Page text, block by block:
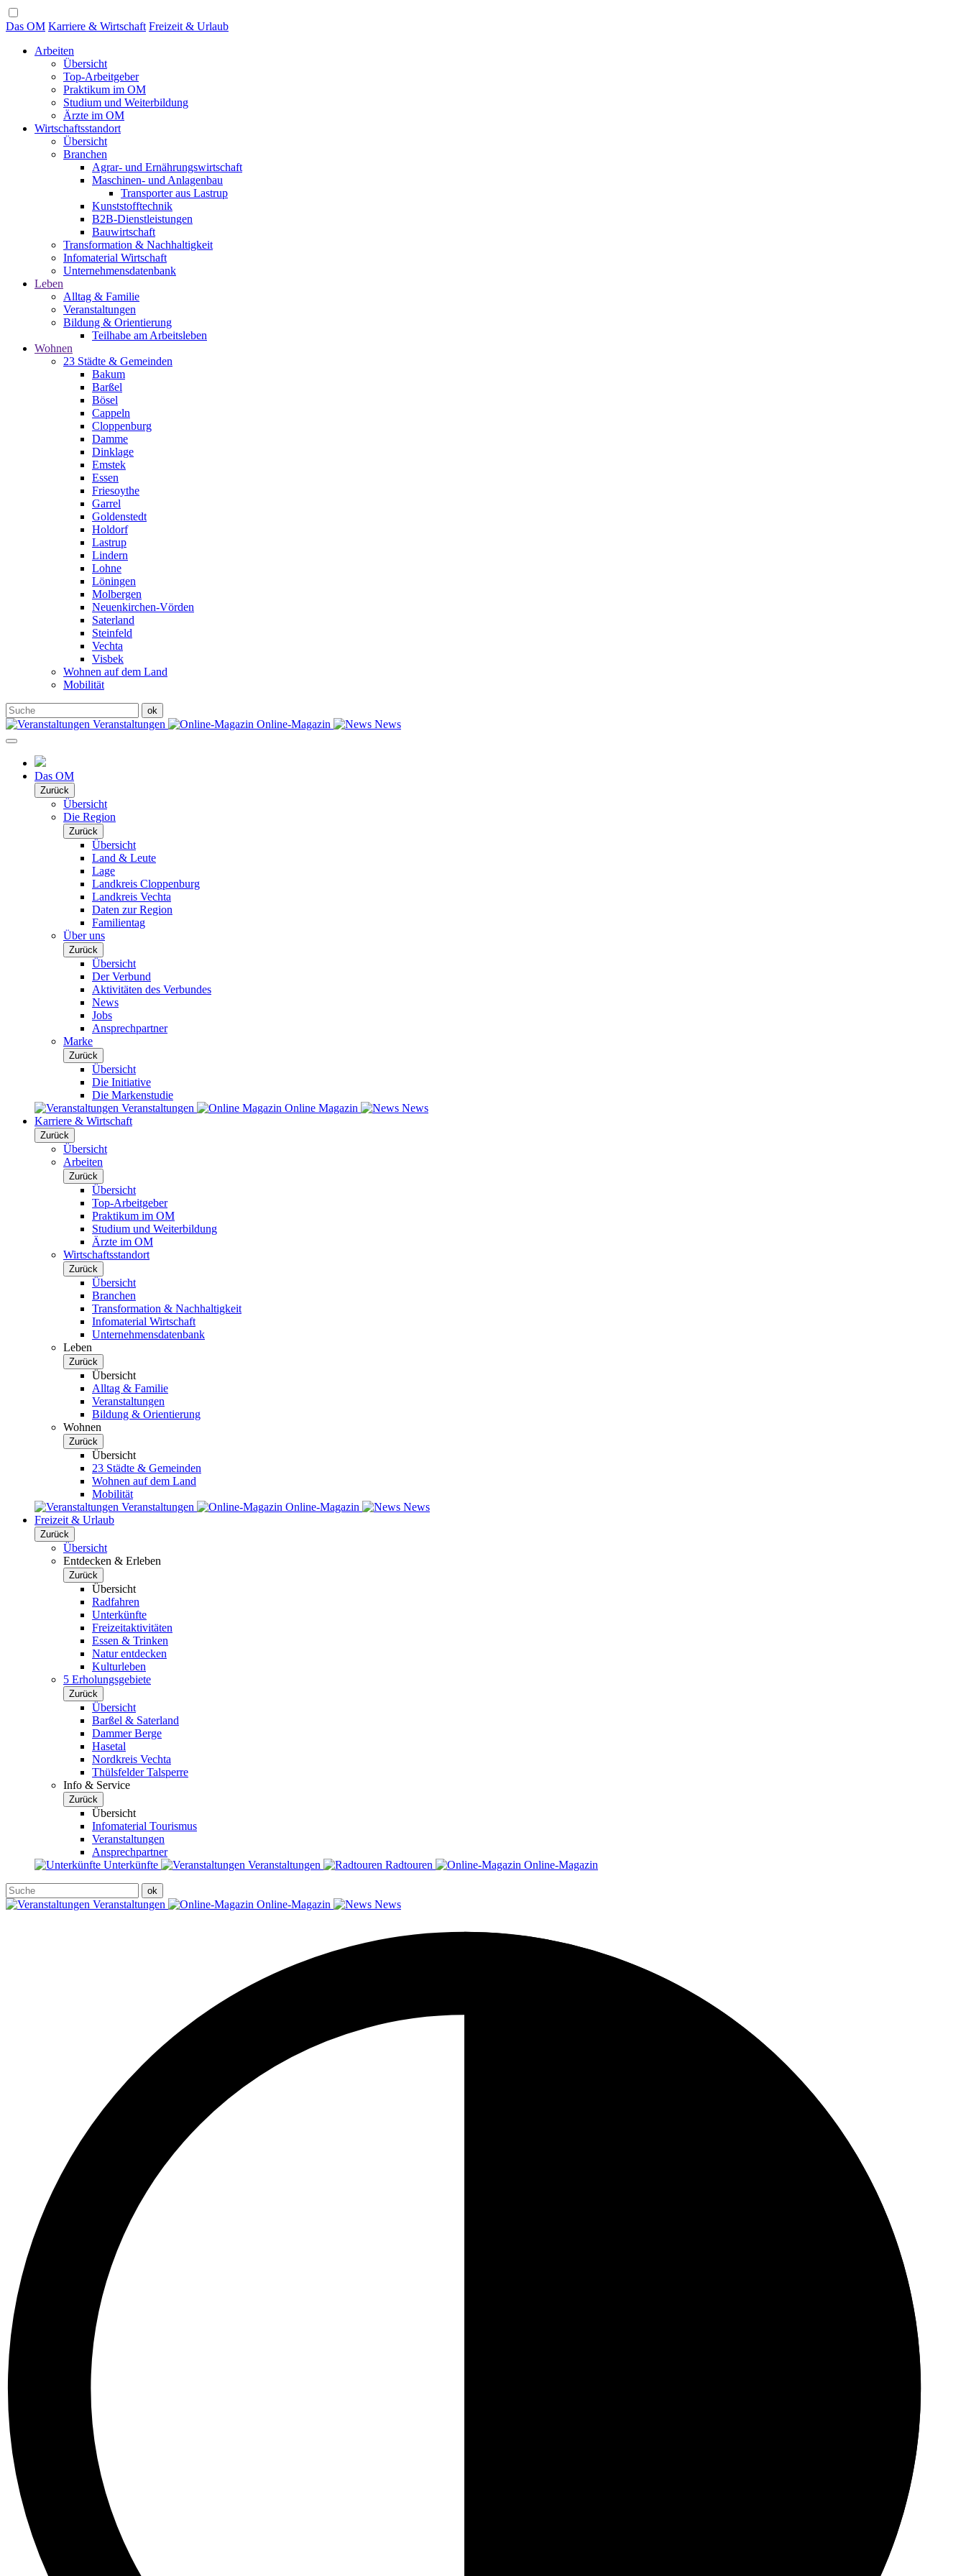
Das OM Karriere & Wirtschaft Freizeit & Urlaub
Arbeiten
Übersicht
Top-Arbeitgeber
Praktikum im OM
Studium und Weiterbildung
Ärzte im OM
Wirtschaftsstandort
Übersicht
Branchen
Agrar- und Ernährungswirtschaft
Maschinen- und Anlagenbau
Transporter aus Lastrup
Kunststofftechnik
B2B-Dienstleistungen
Bauwirtschaft
Transformation & Nachhaltigkeit
Infomaterial Wirtschaft
Unternehmensdatenbank
Leben
Alltag & Familie
Veranstaltungen
Bildung & Orientierung
Teilhabe am Arbeitsleben
Wohnen
23 Städte & Gemeinden
Bakum
Barßel
Bösel
Cappeln
Cloppenburg
Damme
Dinklage
Emstek
Essen
Friesoythe
Garrel
Goldenstedt
Holdorf
Lastrup
Lindern
Lohne
Löningen
Molbergen
Neuenkirchen-Vörden
Saterland
Steinfeld
Vechta
Visbek
Wohnen auf dem Land
Mobilität
Veranstaltungen Online-Magazin News
Das OM
Zurück
Übersicht
Die Region
Zurück
Übersicht
Land & Leute
Lage
Landkreis Cloppenburg
Landkreis Vechta
Daten zur Region
Familientag
Über uns
Zurück
Übersicht
Der Verbund
Aktivitäten des Verbundes
News
Jobs
Ansprechpartner
Marke
Zurück
Übersicht
Die Initiative
Die Markenstudie
Veranstaltungen
Online Magazin
News
Karriere & Wirtschaft
Zurück
Übersicht
Arbeiten
Zurück
Übersicht
Top-Arbeitgeber
Praktikum im OM
Studium und Weiterbildung
Ärzte im OM
Wirtschaftsstandort
Zurück
Übersicht
Branchen
Transformation & Nachhaltigkeit
Infomaterial Wirtschaft
Unternehmensdatenbank
Leben
Zurück
Übersicht
Alltag & Familie
Veranstaltungen
Bildung & Orientierung
Wohnen
Zurück
Übersicht
23 Städte & Gemeinden
Wohnen auf dem Land
Mobilität
Veranstaltungen
Online-Magazin
News
Freizeit & Urlaub
Zurück
Übersicht
Entdecken & Erleben
Zurück
Übersicht
Radfahren
Unterkünfte
Freizeitaktivitäten
Essen & Trinken
Natur entdecken
Kulturleben
5 Erholungsgebiete
Zurück
Übersicht
Barßel & Saterland
Dammer Berge
Hasetal
Nordkreis Vechta
Thülsfelder Talsperre
Info & Service
Zurück
Übersicht
Infomaterial Tourismus
Veranstaltungen
Ansprechpartner
Unterkünfte
Veranstaltungen Radtouren Online-Magazin
Veranstaltungen Online-Magazin News